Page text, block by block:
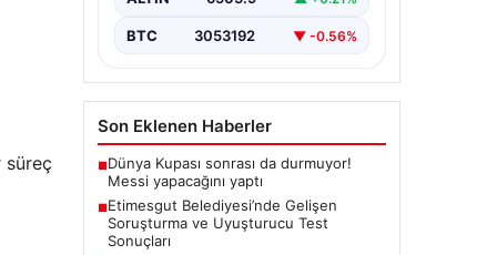
süreç
seriyor. Soruşturma kapsamında,…
BTC 3053192 ▼ -0.56%
Son Eklenen Haberler
■Dünya Kupası sonrası da durmuyor!
Messi yapacağını yaptı
■Etimesgut Belediyesi’nde Gelişen
Soruşturma ve Uyuşturucu Test
Sonuçları